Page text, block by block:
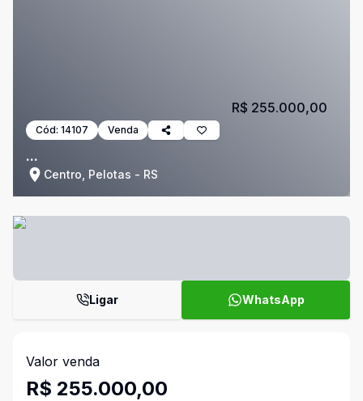
Cód: 14107 Venda
...
Centro, Pelotas - RS
R$ 255.000,00
Ligar WhatsApp
Valor venda
R$ 255.000,00